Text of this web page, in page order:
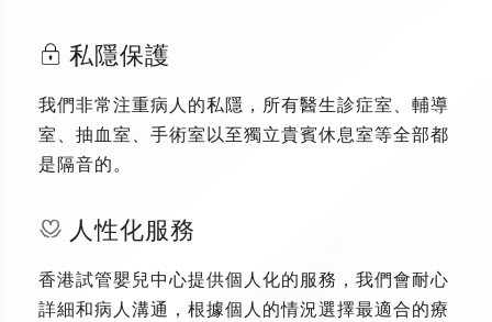
私隱保護
我們非常注重病人的私隱，所有醫生診症室、輔導
室、抽血室、手術室以至獨立貴賓休息室等全部都
是隔音的。
人性化服務
香港試管嬰兒中心提供個人化的服務，我們會耐心
詳細和病人溝通，根據個人的情況選擇最適合的療